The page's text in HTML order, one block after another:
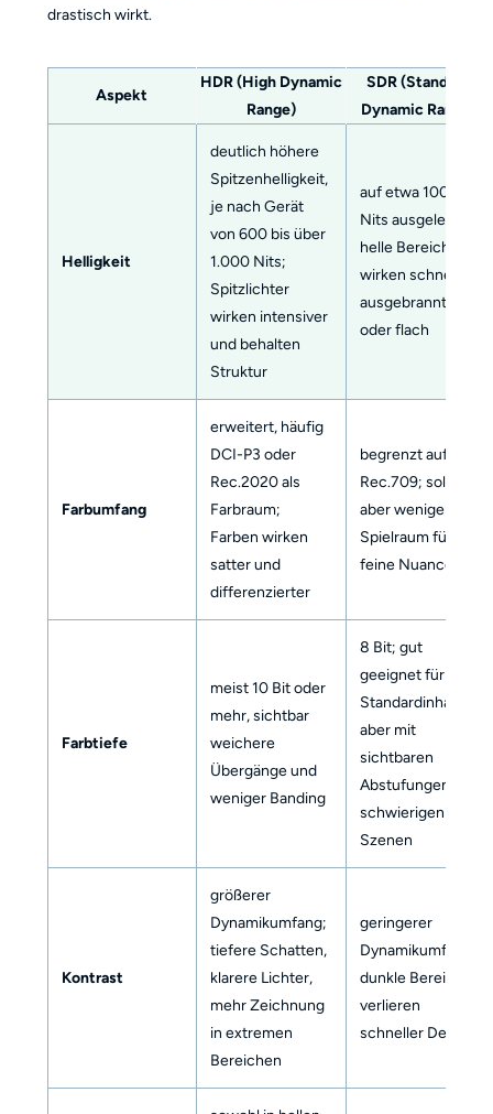
drastisch wirkt.
Aspekt
HDR (High Dynamic
Range)
SDR (Standard
Dynamic Range)
Helligkeit
deutlich höhere
Spitzenhelligkeit,
je nach Gerät
von 600 bis über
1.000 Nits;
Spitzlichter
wirken intensiver
und behalten
Struktur
auf etwa 100
Nits ausgelegt;
helle Bereiche
wirken schneller
ausgebrannt
oder flach
Farbumfang
erweitert, häufig
DCI-P3 oder
Rec.2020 als
Farbraum;
Farben wirken
satter und
differenzierter
begrenzt auf
Rec.709; solide,
aber weniger
Spielraum für
feine Nuancen
Farbtiefe
meist 10 Bit oder
mehr, sichtbar
weichere
Übergänge und
weniger Banding
8 Bit; gut
geeignet für TV-
Standardinhalte,
aber mit
sichtbaren
Abstufungen in
schwierigen
Szenen
Kontrast
größerer
Dynamikumfang;
tiefere Schatten,
klarere Lichter,
mehr Zeichnung
in extremen
Bereichen
geringerer
Dynamikumfang;
dunkle Bereiche
verlieren
schneller Details